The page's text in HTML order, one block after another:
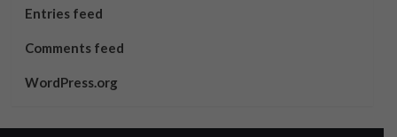
Entries feed
Comments feed
WordPress.org